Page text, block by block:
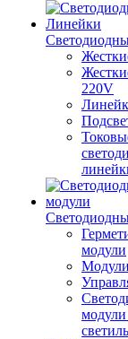
220V
модули
модули